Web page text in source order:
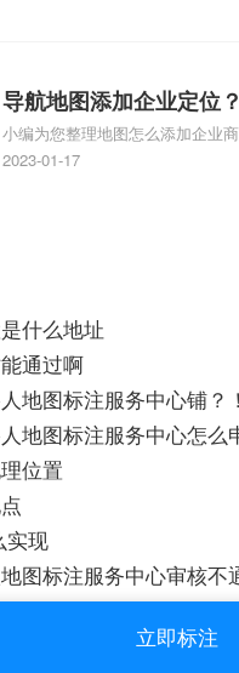
导航地图添加企业定位
定位企业？
小编为您整理地图怎么添加企业
地图标注服务中心铺名称、地图怎
2023-01-17
什么地址
通过啊
地图标注服务中心铺？！
地图标注服务中心怎么
位置
实现
图标注服务中心审核不
改吗
立即标注